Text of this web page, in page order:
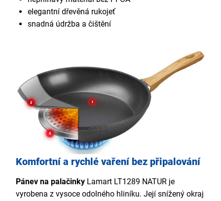
elegantní dřevěná rukojeť
snadná údržba a čištění
Komfortní a rychlé vaření bez připalování
Pánev na palačinky Lamart LT1289 NATUR je
vyrobena z vysoce odolného hliníku. Její snížený okraj